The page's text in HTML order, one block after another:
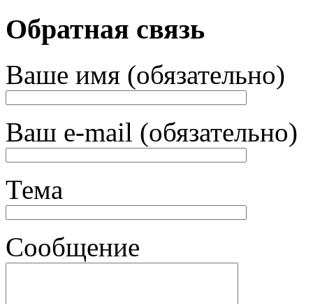
Обратная связь
Ваше имя (обязательно)
Ваш e-mail (обязательно)
Тема
Сообщение